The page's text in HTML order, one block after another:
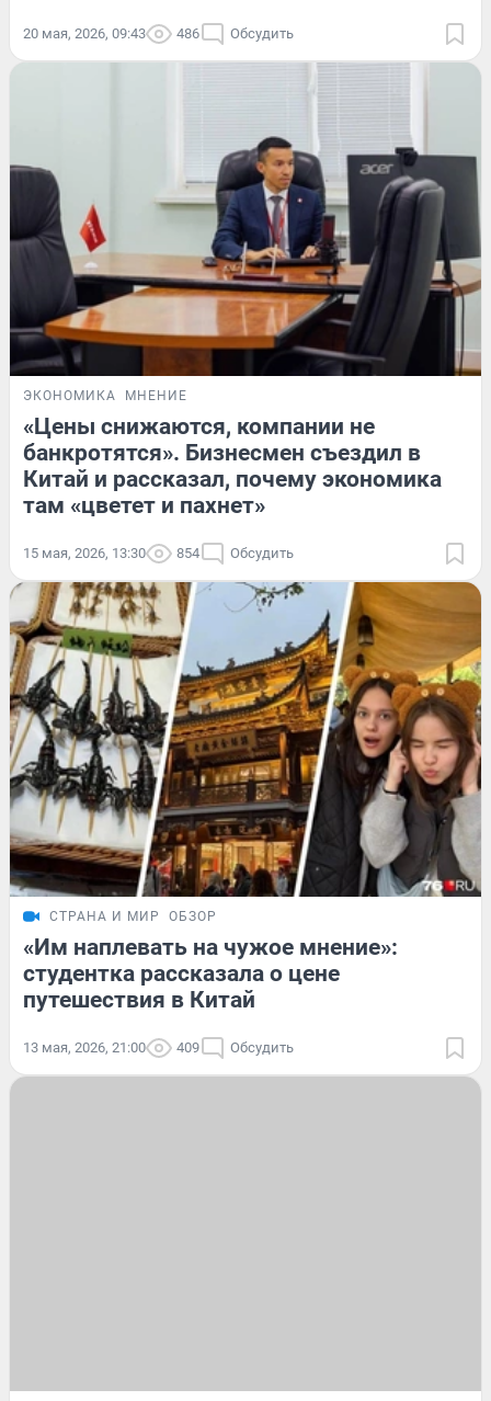
20 мая, 2026, 09:43 486 Обсудить
ЭКОНОМИКА МНЕНИЕ
«Цены снижаются, компании не
банкротятся». Бизнесмен съездил в
Китай и рассказал, почему экономика
там «цветет и пахнет»
15 мая, 2026, 13:30 854 Обсудить
СТРАНА И МИР ОБЗОР
«Им наплевать на чужое мнение»:
студентка рассказала о цене
путешествия в Китай
13 мая, 2026, 21:00 409 Обсудить